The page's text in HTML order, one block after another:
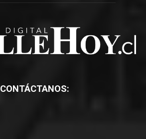
CONTÁCTANOS: